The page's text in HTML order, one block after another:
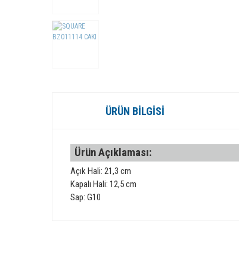
ÜRÜN BILGISI
Ürün Açıklaması:
Açık Hali: 21,3 cm
Kapalı Hali: 12,5 cm
Sap: G10